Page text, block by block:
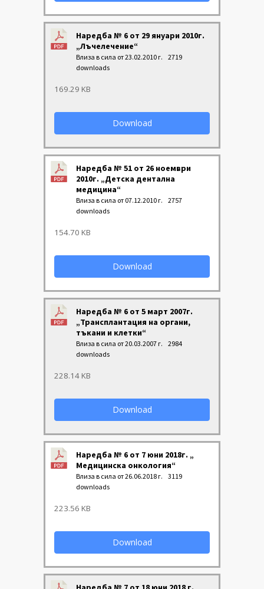
Наредба № 6 от 29 януари 2010г.
„Лъчелечение“
Влиза в сила от 23.02.2010 г.
2719
downloads
169.29 KB
Download
Наредба № 51 от 26 ноември
2010г. „Детска дентална
медицина“
Влиза в сила от 07.12.2010 г.
2757
downloads
154.70 KB
Download
Наредба № 6 от 5 март 2007г.
„Трансплантация на органи,
тъкани и клетки“
Влиза в сила от 20.03.2007 г.
2984
downloads
228.14 KB
Download
Наредба № 6 от 7 юни 2018г. „
Медицинска онкология“
Влиза в сила от 26.06.2018 г.
3119
downloads
223.56 KB
Download